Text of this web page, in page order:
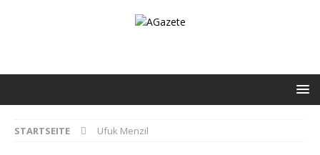
STARTSEITE Ufuk Menzil